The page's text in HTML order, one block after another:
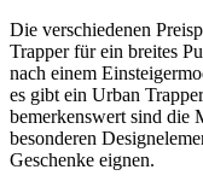
Die verschiedenen
Trapper für ein breites
nach einem
es gibt ein Urban
bemerkenswert sind die
besonderen
Geschenke eignen.